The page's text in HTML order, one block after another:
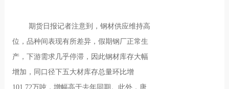
期货日报记者注意到，钢材供应维持高
位，品种间表现有所差异，假期钢厂正常生
产，下游需求几乎停滞，因此钢材库存大幅
增加，同口径下五大材库存总量环比增
101.72万吨，增幅高于去年同期。此外，唐